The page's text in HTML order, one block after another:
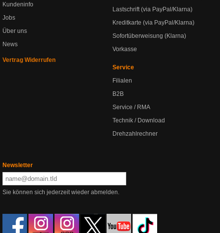
Kundeninfo
Jobs
Über uns
News
Vertrag Widerrufen
Lastschrift (via PayPal/Klarna)
Kreditkarte (via PayPal/Klarna)
Sofortüberweisung (Klarna)
Vorkasse
Service
Filialen
B2B
Service / RMA
Technik / Download
Drehzahlrechner
Newsletter
Sie können sich jederzeit wieder abmelden.